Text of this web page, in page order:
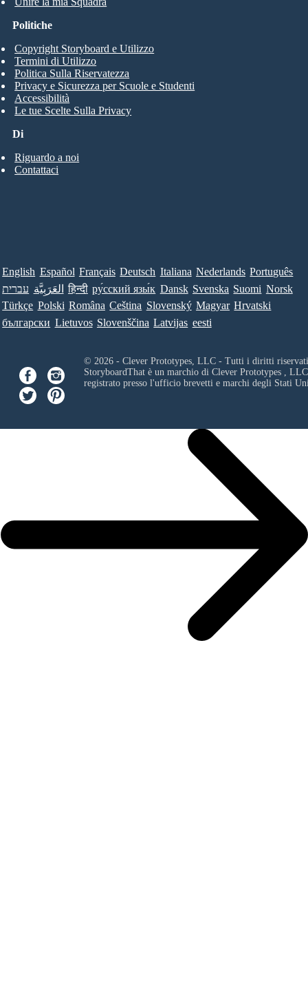
Di
Riguardo a noi
Contattaci
Politiche
Copyright Storyboard e Utilizzo
Termini di Utilizzo
Politica Sulla Riservatezza
Privacy e Sicurezza per Scuole e Studenti
Accessibilità
Le tue Scelte Sulla Privacy
English Español Français Deutsch Italiana Nederlands Português
עברית العَرَبِيَّة हिन्दी ру́сский язы́к Dansk Svenska Suomi Norsk
Türkçe Polski Româna Ceština Slovenský Magyar Hrvatski
български Lietuvos Slovenščina Latvijas eesti
© 2026 - Clever Prototypes, LLC - Tutti i diritti
StoryboardThat è un marchio di Clever Prototypes , LLC
registrato presso l'ufficio brevetti e marchi degli Stati